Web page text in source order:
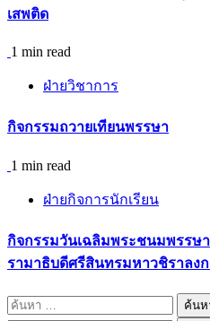
เสพติด
1 min read
ฝ่ายวิชาการ
กิจกรรมถวายเทียนพรรษา
1 min read
ฝ่ายกิจการนักเรียน
กิจกรรมวันเฉลิมพระชนมพรรษ
รามาธิบดีศรีสินทรมหาวชิราลง
ค้นหา